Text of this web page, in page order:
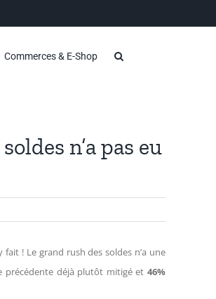
Commerces & E-Shop
n’a pas eu
! Le grand rush des soldes n’a une
précédente déjà plutôt mitigé et 46%